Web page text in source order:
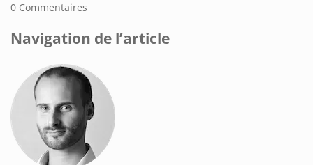
0 Commentaires
Navigation de l’article